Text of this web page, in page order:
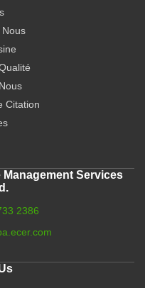
Nous
Citation
Services
2386